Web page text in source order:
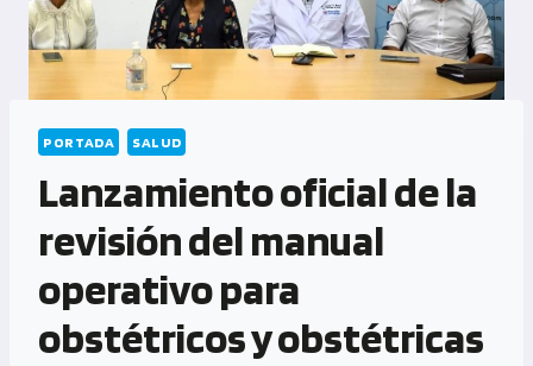
PORTADA SALUD
Lanzamiento oficial de la
revisión del manual
operativo para
obstétricos y obstétricas